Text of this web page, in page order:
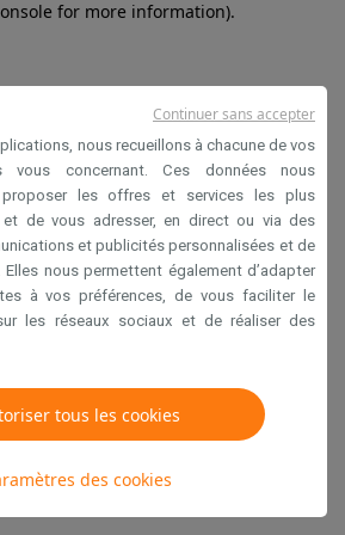
for more information).
nous recueillons à chacune de vos
vous concernant. Ces données nous
les offres et services les plus
de vous adresser, en direct ou via des
et publicités personnalisées et de
nous permettent également d’adapter
à vos préférences, de vous faciliter le
les réseaux sociaux et de réaliser des
tous les cookies
des cookies
Continuer sans accepter